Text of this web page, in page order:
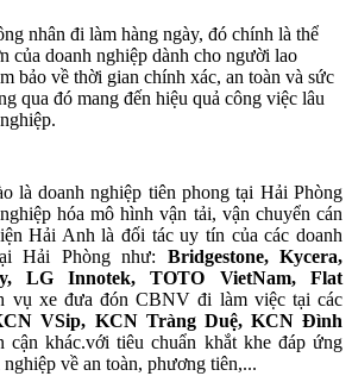
nhân đi làm hàng ngày, đó chính là thể
của doanh nghiệp dành cho người lao
bảo về thời gian chính xác, an toàn và sức
qua đó mang đến hiệu quả công việc lâu
là doanh nghiệp tiên phong tại Hải Phòng
hóa mô hình vận tải, vận chuyển cán
Hải Anh là đối tác uy tín của các doanh
Hải Phòng như: Bridgestone, Kycera,
LG Innotek, TOTO VietNam, Flat
vụ xe đưa đón CBNV đi làm việc tại các
VSip, KCN Tràng Duệ, KCN Đình
cận khác.với tiêu chuẩn khắt khe đáp ứng
về an toàn, phương tiên,...